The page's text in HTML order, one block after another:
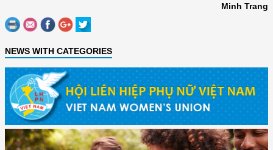
Minh Trang
NEWS WITH CATEGORIES